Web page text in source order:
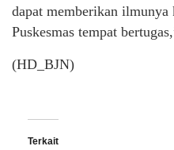
dapat memberikan ilmunya
Puskesmas tempat
(HD_BJN)
Terkait